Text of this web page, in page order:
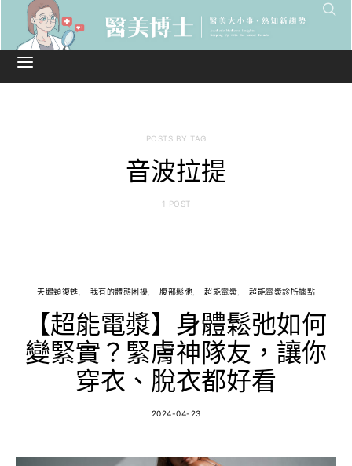
POSTS BY TAG
音波拉提
1 POST
天鵝頸復甦 我有的體態困擾 腹部鬆弛 超能電漿 超能電漿診所據點
【超能電漿】身體鬆弛如何
變緊實？緊膚神隊友，讓你
穿衣、脫衣都好看
2024-04-23